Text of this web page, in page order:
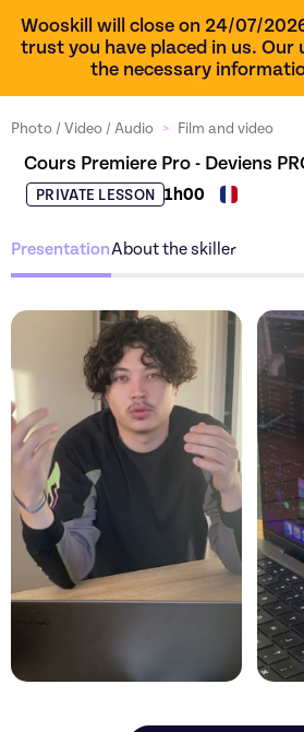
Wooskill will close on 24/07/
trust you have placed in us. Our
the necessary
Photo / Video / Audio > Film and video
Cours Premiere Pro - Deviens
PRIVATE LESSON 1h00
PresentationAbout the skiller